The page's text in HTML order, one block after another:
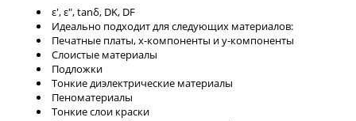
ε', ε", tanδ, DK, DF
Идеально подходит для следующих материалов:
Печатные платы, x-компоненты и y-компоненты
Слоистые материалы
Подложки
Тонкие диэлектрические материалы
Пеноматериалы
Тонкие слои краски